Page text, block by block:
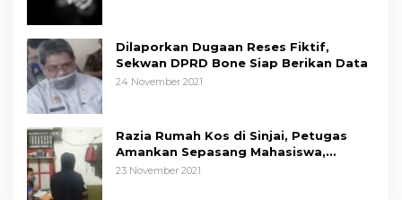
Dilaporkan Dugaan Reses Fiktif,
Sekwan DPRD Bone Siap Berikan Data
24 November 2021
Razia Rumah Kos di Sinjai, Petugas
Amankan Sepasang Mahasiswa,
Mengaku Berpacaran
23 November 2021